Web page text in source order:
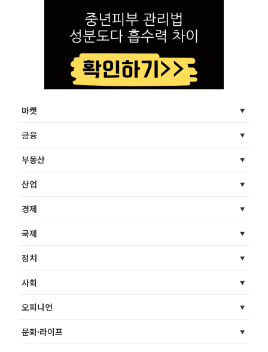
마켓
금융
부동산
산업
경제
국제
정치
사회
오피니언
문화·라이프